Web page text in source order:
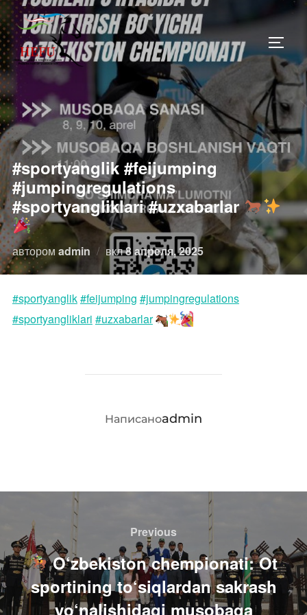
Перейти
к
содержимому
#sportyanglik #feijumping
#jumpingregulations
#sportyangliklari #uzxabarlar
автором admin вклОпубликовано
8 апреля, 2025
#sportyanglik#feijumping #jumpingregulations
#sportyangliklari #uzxabarlar
АВТОР ЗАПИСИ
Написаноadmin
Навигация
записям
Previous
Previous
O‘zbekiston chempionati: Ot
sportining to‘siqlardan sakrash
yo‘nalishidagi musobaqa